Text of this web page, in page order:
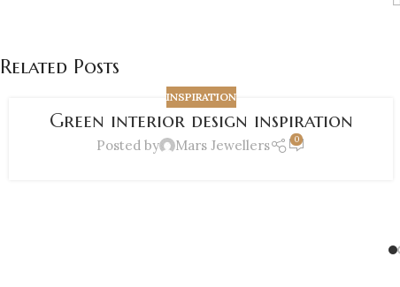
Related Posts
INSPIRATION
Green interior design inspiration
Posted by Mars Jewellers 0